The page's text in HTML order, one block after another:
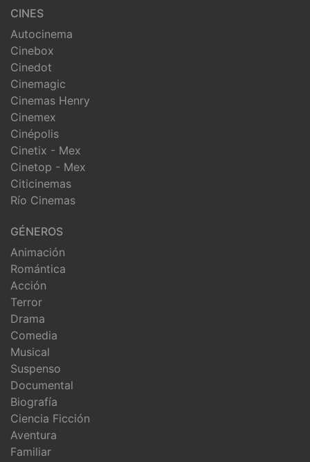
CINES
Autocinema
Cinebox
Cinedot
Cinemagic
Cinemas Henry
Cinemex
Cinépolis
Cinetix - Mex
Cinetop - Mex
Citicinemas
Río Cinemas
GÉNEROS
Animación
Romántica
Acción
Terror
Drama
Comedia
Musical
Suspenso
Documental
Biografía
Ciencia Ficción
Aventura
Familiar